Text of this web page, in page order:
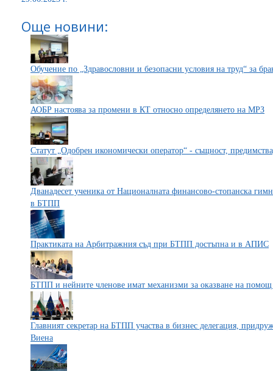
Още новини:
Обучение по „Здравословни и безопасни условия на труд“ за
АОБР настоява за промени в КТ относно определянето на МРЗ
Статут „Одобрен икономически оператор“ - същност,
Дванадесет ученика от Националната финансово-стопанска
в БТПП
Практиката на Арбитражния съд при БТПП достъпна и в АПИС
БТПП и нейните членове имат механизми за оказване на
Главният секретар на БТПП участва в бизнес делегация,
Виена